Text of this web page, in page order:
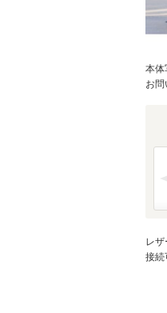
本体
お
レ
接続